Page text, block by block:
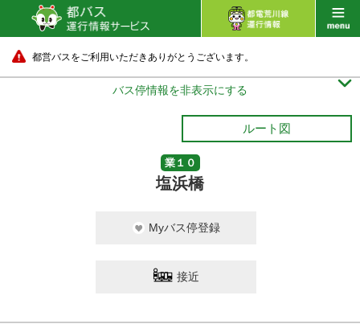
都営バスをご利用いただきありがとうございます。
バス停情報を非表示にする 
ルート図
業１０
塩浜橋
Myバス停登録
接近